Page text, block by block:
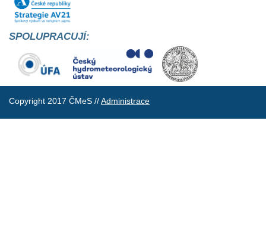
SPOLUPRACUJÍ:
Copyright 2017 ČMeS //Administrace